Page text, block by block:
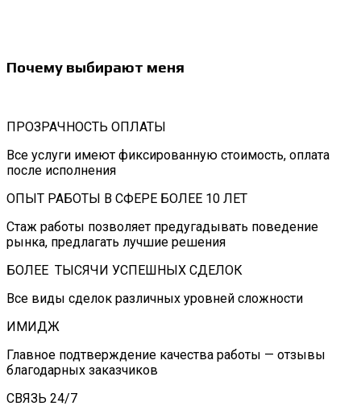
Почему выбирают меня
ПРОЗРАЧНОСТЬ ОПЛАТЫ
Все услуги имеют фиксированную стоимость, оплата
после исполнения
ОПЫТ РАБОТЫ В СФЕРЕ БОЛЕЕ 10 ЛЕТ
Стаж работы позволяет предугадывать поведение
рынка, предлагать лучшие решения
БОЛЕЕ ТЫСЯЧИ УСПЕШНЫХ СДЕЛОК
Все виды сделок различных уровней сложности
ИМИДЖ
Главное подтверждение качества работы — отзывы
благодарных заказчиков
СВЯЗЬ 24/7